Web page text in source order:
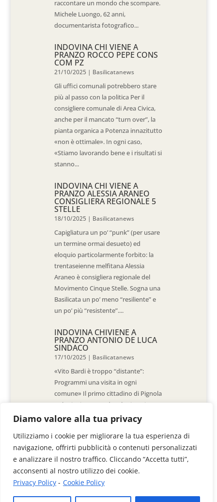
Diamo valore alla tua privacy
Utilizziamo i cookie per migliorare la tua esperienza di
navigazione, offrirti pubblicità o contenuti personalizzati
e analizzare il nostro traffico. Cliccando “Accetta tutti”,
acconsenti al nostro utilizzo dei cookie.
Privacy Policy - Cookie Policy
raccontare un mondo che scompare.
Michele Luongo, 62 anni,
documentarista fotografico...
INDOVINA CHI VIENE A
PRANZO ROCCO PEPE CONS
COM PZ
21/10/2025 | Basilicatanews
Gli uffici comunali potrebbero stare
più al passo con la politica Per il
consigliere comunale di Area Civica,
anche per il mancato “turn over”, la
pianta organica a Potenza innazitutto
«non è ottimale». In ogni caso,
«Stiamo lavorando bene e i risultati si
stanno...
INDOVINA CHI VIENE A
PRANZO ALESSIA ARANEO
CONSIGLIERA REGIONALE 5
STELLE
18/10/2025 | Basilicatanews
Capigliatura un po’ “punk” (per usare
un termine ormai desueto) ed
eloquio particolarmente forbito: la
trentaseienne melfitana Alessia
Araneo è consigliera regionale del
Movimento Cinque Stelle. Sogna una
Basilicata un po’ meno “resiliente” e
un po’ più “resistente”....
INDOVINA CHIVIENE A
PRANZO ANTONIO DE LUCA
SINDACO
17/10/2025 | Basilicatanews
«Vito Bardi è troppo “distante”:
Programmi una visita in ogni
comune» Il primo cittadino di Pignola
«L’ho invitato a vedere la situazione
al Pantano, ma non è venuto. La
sensazione è che -come sindaci-
siamo lasciati a noi stessi» di Walter
De Stradis In...
Videoimage di Colangelo Donato & C. Sas